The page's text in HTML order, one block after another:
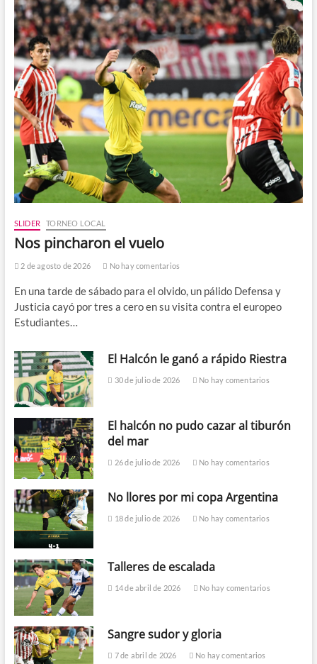
SLIDER TORNEO LOCAL
Nos pincharon el vuelo
2 de agosto de 2026 No hay comentarios
En una tarde de sábado para el olvido, un pálido Defensa y
Justicia cayó por tres a cero en su visita contra el europeo
Estudiantes…
El Halcón le ganó a rápido Riestra
30 de julio de 2026 No hay comentarios
El halcón no pudo cazar al tiburón
del mar
26 de julio de 2026 No hay comentarios
No llores por mi copa Argentina
18 de julio de 2026 No hay comentarios
Talleres de escalada
14 de abril de 2026 No hay comentarios
Sangre sudor y gloria
7 de abril de 2026 No hay comentarios